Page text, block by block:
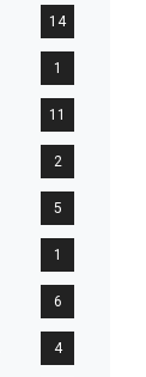
14
1
11
2
5
1
6
4